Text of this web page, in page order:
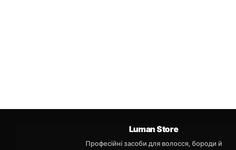
Luman Store
Професійні засоби для волосся, бороди й